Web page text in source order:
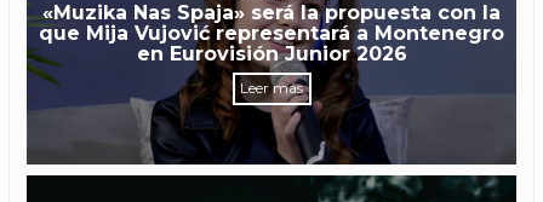
«Muzika Nas Spaja» será la propuesta con la
que Mija Vujović representará a Montenegro
en Eurovisión Junior 2026
Leer más